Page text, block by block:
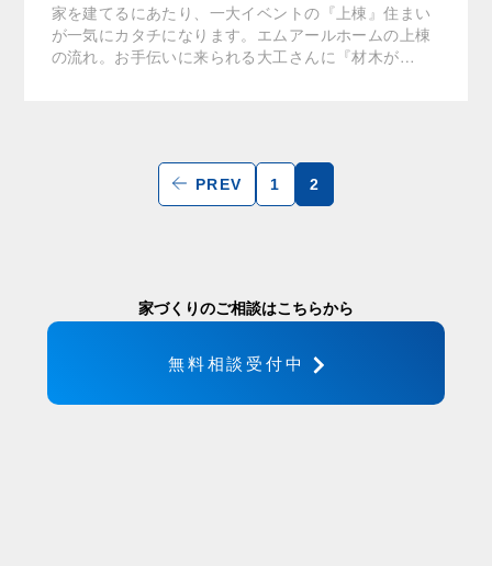
家を建てるにあたり、一大イベントの『上棟』住まい
が一気にカタチになります。エムアールホームの上棟
の流れ。お手伝いに来られる大工さんに『材木が…
PREV 1 2
家づくりのご相談はこちらから
無料相談受付中